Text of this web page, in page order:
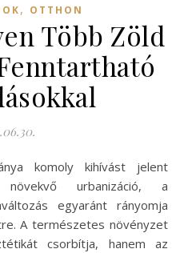
, OTTHON
Több Zöld
urbanizáció, a
egyaránt rányomja
A természetes növényzet
csorbítja, hanem az